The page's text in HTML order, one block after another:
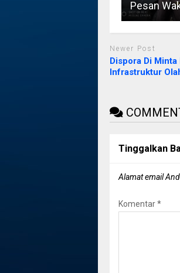
Pesan
Newer Post
Dispora Di
Infrastruktur
Tinggalkan
Alamat email
Komentar*